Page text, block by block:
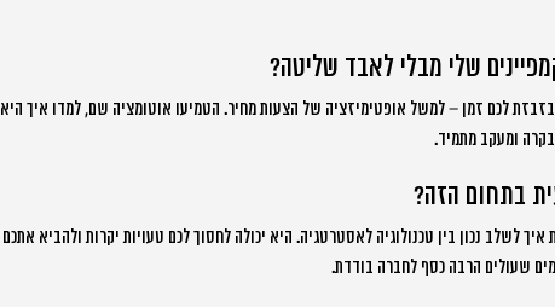
שלי מבלי לאבד שליטה?
לכם זמן – למשל אופטימיזציה של הצעות מחיר. הטמיעו אוטומציה שם, למדו איך היא
ומעקב מתמיד.
בתחום הזה?
לשלב נכון בין טכנולוגיה לאסטרטגיה. היא יכולה לחסוך לכם טעויות יקרות ולהביא אתכם
שעולים הרבה כסף לחברה בודדת.